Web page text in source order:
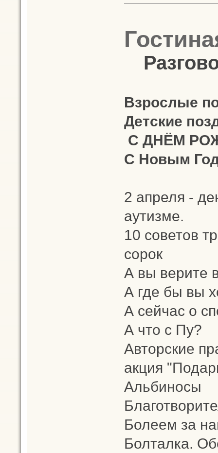
Взрослые
Детские
С ДНЁМ
С Новым
2 апреля -
аутизме.
10 советов
сорок
А вы верите
А где бы вы
А сейчас о
А что с Пу?
Авторские
акция
Альбиносы
Болеем за
Болталка.